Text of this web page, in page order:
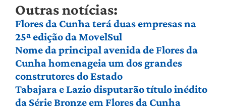
Outras notícias:
Flores da Cunha terá duas empresas na
25ª edição da MovelSul
Nome da principal avenida de Flores da
Cunha homenageia um dos grandes
construtores do Estado
Tabajara e Lazio disputarão título inédito
da Série Bronze em Flores da Cunha